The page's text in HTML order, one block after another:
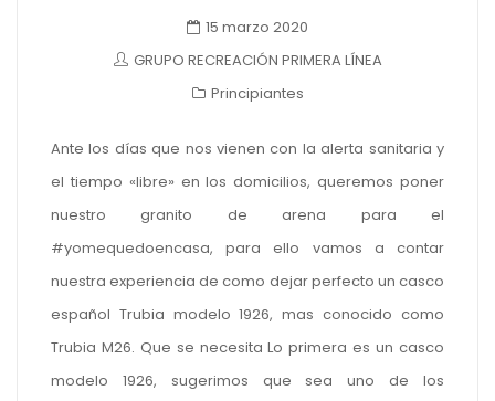
15 marzo 2020
GRUPO RECREACIÓN PRIMERA LÍNEA
Principiantes
Ante los días que nos vienen con la alerta sanitaria y
el tiempo «libre» en los domicilios, queremos poner
nuestro granito de arena para el
#yomequedoencasa, para ello vamos a contar
nuestra experiencia de como dejar perfecto un casco
español Trubia modelo 1926, mas conocido como
Trubia M26. Que se necesita Lo primera es un casco
modelo 1926, sugerimos que sea uno de los